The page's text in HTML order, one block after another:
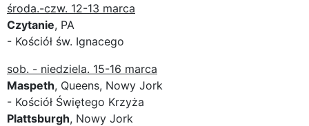
środa.-czw. 12-13 marca
Czytanie, PA
- Kościół św. Ignacego
sob. - niedziela. 15-16 marca
Maspeth, Queens, Nowy Jork
- Kościół Świętego Krzyża
Plattsburgh, Nowy Jork